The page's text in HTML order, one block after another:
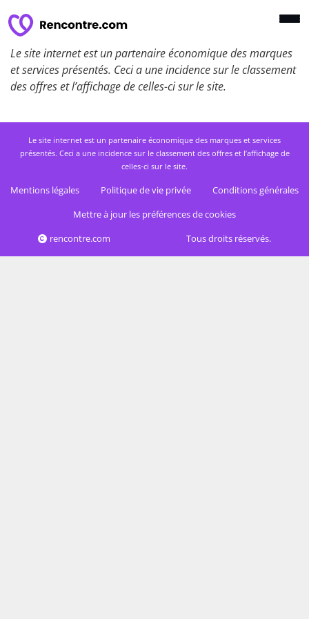
Le site internet est un partenaire économique des marques
et services présentés. Ceci a une incidence sur le classement
des offres et l’affichage de celles-ci sur le site.
Le site internet est un partenaire économique des marques et services
présentés. Ceci a une incidence sur le classement des offres et l’affichage de
celles-ci sur le site.
Mentions légales Politique de vie privée
Conditions générales
Mettre à jour les préférences de cookies
rencontre.com
Tous droits réservés.